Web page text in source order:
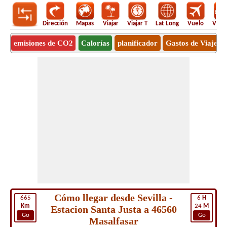
Dirección Mapas Viajar Viajar T Lat Long Vuelo
emisiones de CO2 Calorías planificador Gastos de Viaje
665
Km
Go
6 H
24 M
Go
Cómo llegar desde Sevilla -
Estacion Santa Justa a 46560
Masalfasar